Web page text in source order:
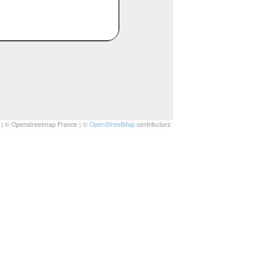
| © Openstreetmap France | © OpenStreetMapcontributors